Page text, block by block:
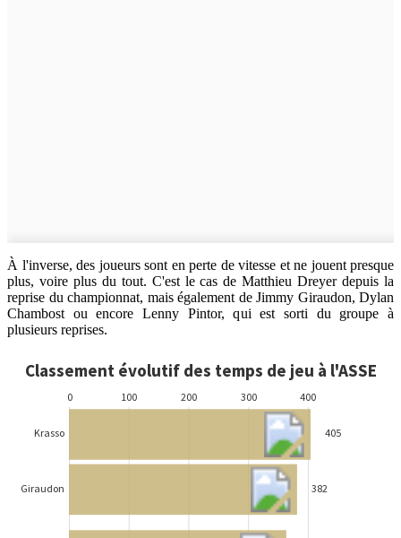
À l'inverse, des joueurs sont en perte de vitesse et ne jouent presque
plus, voire plus du tout. C'est le cas de Matthieu Dreyer depuis la
reprise du championnat, mais également de Jimmy Giraudon, Dylan
Chambost ou encore Lenny Pintor, qui est sorti du groupe à
plusieurs reprises.